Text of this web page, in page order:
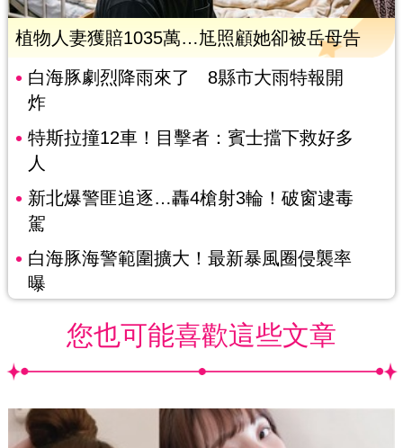
植物人妻獲賠1035萬…尪照顧她卻被岳母告
白海豚劇烈降雨來了 8縣市大雨特報開
炸
特斯拉撞12車！目擊者：賓士擋下救好多
人
新北爆警匪追逐…轟4槍射3輪！破窗逮毒
駕
白海豚海警範圍擴大！最新暴風圈侵襲率
曝
您也可能喜歡這些文章